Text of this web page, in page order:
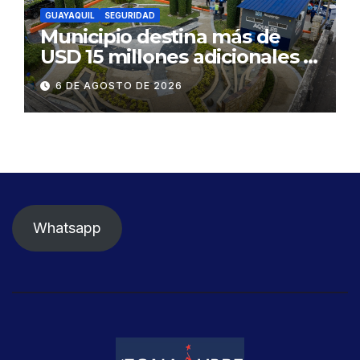
GUAYAQUIL SEGURIDAD
Municipio destina más de
USD 15 millones adicionales a
SEGURA EP para fortalecer la
seguridad ciudadana
6 DE AGOSTO DE 2026
Whatsapp